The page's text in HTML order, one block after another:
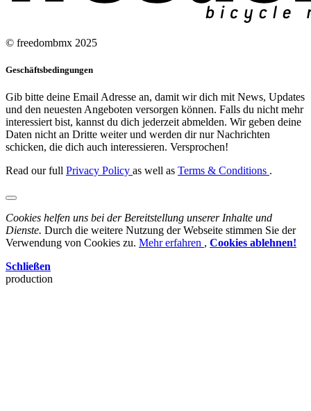
© freedombmx 2025
Geschäftsbedingungen
Gib bitte deine Email Adresse an, damit wir dich mit News, Updates
und den neuesten Angeboten versorgen können. Falls du nicht mehr
interessiert bist, kannst du dich jederzeit abmelden. Wir geben deine
Daten nicht an Dritte weiter und werden dir nur Nachrichten
schicken, die dich auch interessieren. Versprochen!
Read our full Privacy Policy as well as Terms & Conditions .
Cookies helfen uns bei der Bereitstellung unserer Inhalte und
Dienste. Durch die weitere Nutzung der Webseite stimmen Sie der
Verwendung von Cookies zu. Mehr erfahren , Cookies ablehnen!
Schließen
production